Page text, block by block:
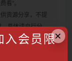
看”。
资源分享，不提
具体请自行分
密码之类的异
本站概不负
×
入会员限